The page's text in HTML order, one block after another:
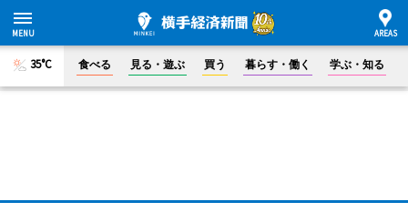
35°C 食べる 見る・遊ぶ 買う 暮らす・働く 学ぶ・知る